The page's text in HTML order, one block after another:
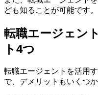
ども知ることが可能です。
転職エージェン
ト4つ
転職エージェントを活用
で、デメリットもいくつか